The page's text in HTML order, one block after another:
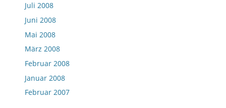
Juli 2008
Juni 2008
Mai 2008
März 2008
Februar 2008
Januar 2008
Februar 2007